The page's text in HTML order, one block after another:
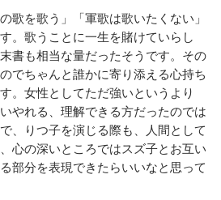
歌を歌う」「軍歌は歌いたくない」
。歌うことに一生を賭けていらし
書も相当な量だったそうです。その
でちゃんと誰かに寄り添える心持ち
。女性としてただ強いというより
やれる、理解できる方だったのでは
、りつ子を演じる際も、人間として
心の深いところではスズ子とお互い
部分を表現できたらいいなと思って